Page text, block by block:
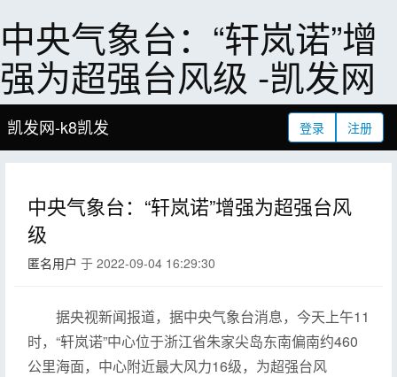
中央气象台：“轩岚诺”增
强为超强台风级 -凯发网
登录 注册
凯发网-k8凯发
中央气象台：“轩岚诺”增强为超强台风
级
匿名用户 于 2022-09-04 16:29:30
据央视新闻报道，据中央气象台消息，今天上午11
时，“轩岚诺”中心位于浙江省朱家尖岛东南偏南约460
公里海面，中心附近最大风力16级，为超强台风